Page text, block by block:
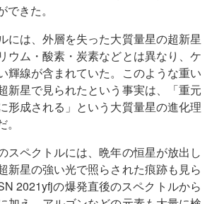
きた。
には、外層を失った大質量星の超新星
ウム・酸素・炭素などとは異なり、ケ
輝線が含まれていた。このような重い
新星で見られたという事実は、「重元
形成される」という大質量星の進化理
スペクトルには、晩年の恒星が放出し
新星の強い光で照らされた痕跡も見ら
2021yfjの爆発直後のスペクトルから